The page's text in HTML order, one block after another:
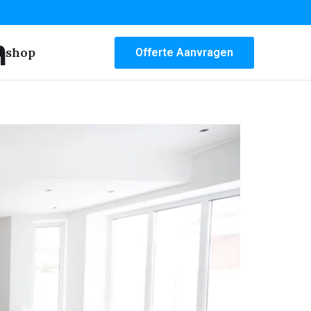
Offerte Aanvragen